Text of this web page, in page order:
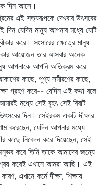
দিন আসে।
এই সত্যরূপকে দেখবার উৎসবের
দিন যেদিন মানুষ আপনার মধ্যে যেটি
করে। সংসারের ক্ষেত্রে মানুষ
আয়োজন তার আসবার অনেক
আপনাকে আপনি অতিক্রম করে
কাছে, পুণ্য সমীরণের কাছে,
গ্রহণ করে-- যেদিন এই কথা বলে
মধ্যে সেই বৃহৎ সেই বিরাট
দিন। সেইরকম একটি দীক্ষার
করেছেন, যেদিন আপনার মধ্যে
নিবেদন করে দিয়েছেন, সেই
করে তিনি তাকে আমাদের জন্যে
করেই এখানে আমরা আছি। এই
এখানে কর্মে দীক্ষা, শিক্ষায়